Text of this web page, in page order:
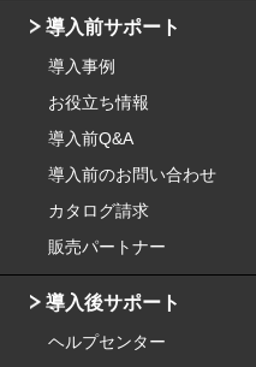
導入前サポート
導入事例
お役立ち情報
導入前Q&A
導入前のお問い合わせ
カタログ請求
販売パートナー
導入後サポート
ヘルプセンター